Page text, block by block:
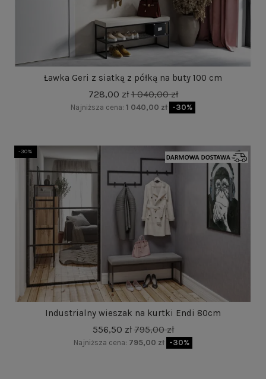
Ławka Geri z siatką z półką na buty 100 cm
728,00 zł1 040,00 zł
Najniższa cena: 1 040,00 zł -30%
-30%
Industrialny wieszak na kurtki Endi 80cm
556,50 zł795,00 zł
Najniższa cena: 795,00 zł -30%